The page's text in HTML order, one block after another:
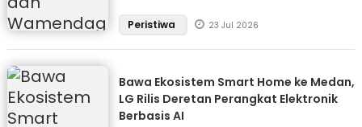
Peristiwa 23 Jul 2026
Bawa Ekosistem Smart Home ke Medan,
LG Rilis Deretan Perangkat Elektronik
Berbasis AI